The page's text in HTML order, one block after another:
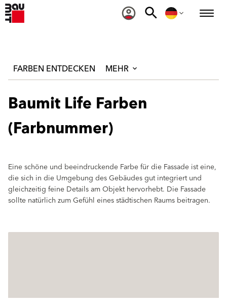
FARBEN ENTDECKEN MEHR
Baumit Life Farben
(Farbnummer)
Eine schöne und beeindruckende Farbe für die Fassade ist eine,
die sich in die Umgebung des Gebäudes gut integriert und
gleichzeitig feine Details am Objekt hervorhebt. Die Fassade
sollte natürlich zum Gefühl eines städtischen Raums beitragen.